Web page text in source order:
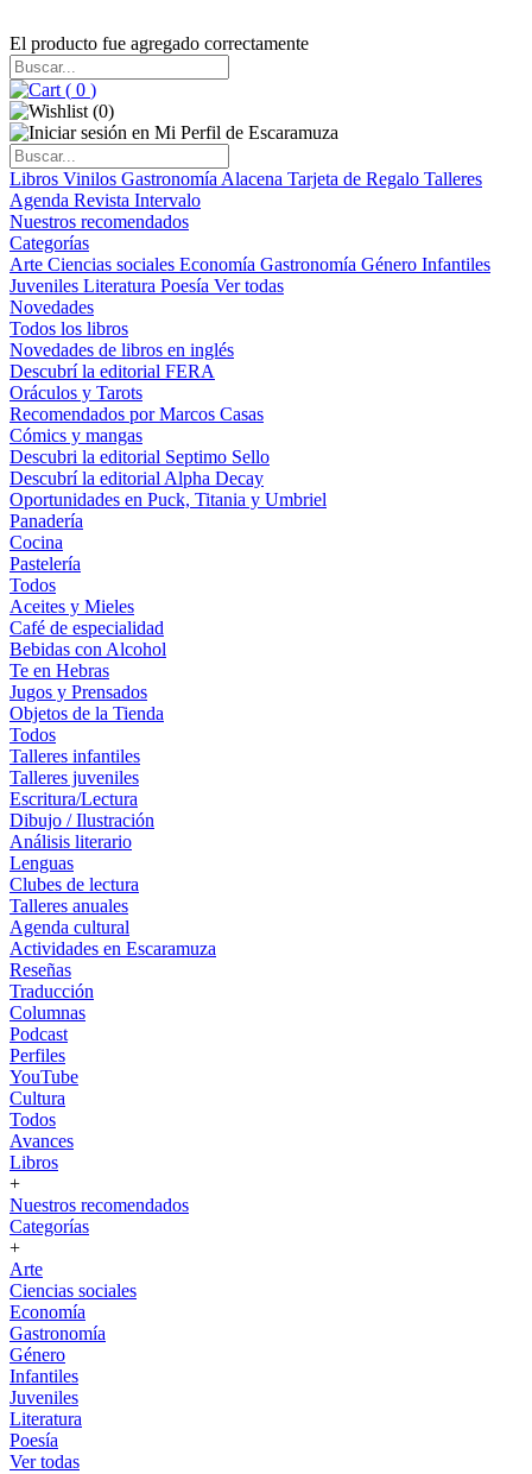
El producto fue agregado correctamente
( 0 )
(0)
Libros Vinilos Gastronomía Alacena Tarjeta de Regalo Talleres
Agenda Revista Intervalo
Nuestros recomendados
Categorías
Arte Ciencias sociales Economía Gastronomía Género Infantiles
Juveniles Literatura Poesía Ver todas
Novedades
Todos los libros
Novedades de libros en inglés
Descubrí la editorial FERA
Oráculos y Tarots
Recomendados por Marcos Casas
Cómics y mangas
Descubri la editorial Septimo Sello
Descubrí la editorial Alpha Decay
Oportunidades en Puck, Titania y Umbriel
Panadería
Cocina
Pastelería
Todos
Aceites y Mieles
Café de especialidad
Bebidas con Alcohol
Te en Hebras
Jugos y Prensados
Objetos de la Tienda
Todos
Talleres infantiles
Talleres juveniles
Escritura/Lectura
Dibujo / Ilustración
Análisis literario
Lenguas
Clubes de lectura
Talleres anuales
Agenda cultural
Actividades en Escaramuza
Reseñas
Traducción
Columnas
Podcast
Perfiles
YouTube
Cultura
Todos
Avances
Libros
+
Nuestros recomendados
Categorías
+
Arte
Ciencias sociales
Economía
Gastronomía
Género
Infantiles
Juveniles
Literatura
Poesía
Ver todas